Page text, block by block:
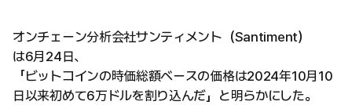
オンチェーン分析会社サンティメント（Santiment）
は6月24日、
「ビットコインの時価総額ベースの価格は2024年10月10
日以来初めて6万ドルを割り込んだ」と明らかにした。